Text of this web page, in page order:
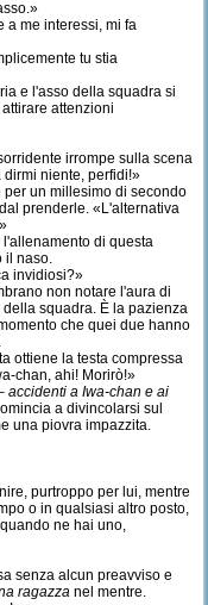
a me interessi, mi fa
tu stia
e l'asso della squadra si
attenzioni
irrompe sulla scena
niente, perfidi!»
per un millesimo di secondo
prenderle. «L'alternativa
di questa
il naso.
invidiosi?»
non notare l'aura di
squadra. È la pazienza
che quei due hanno
ottiene la testa compressa
chan, ahi! Morirò!»
accidenti a Iwa-chan e ai
a divincolarsi sul
una piovra impazzita.
purtroppo per lui, mentre
o in qualsiasi altro posto,
ne hai uno,
senza alcun preavviso e
ragazza nel mentre.